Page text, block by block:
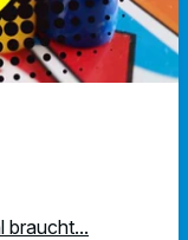
braucht...